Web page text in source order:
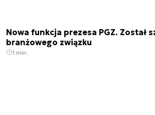
Nowa funkcja prezesa PGZ. Został
branżowego związku
1 min.